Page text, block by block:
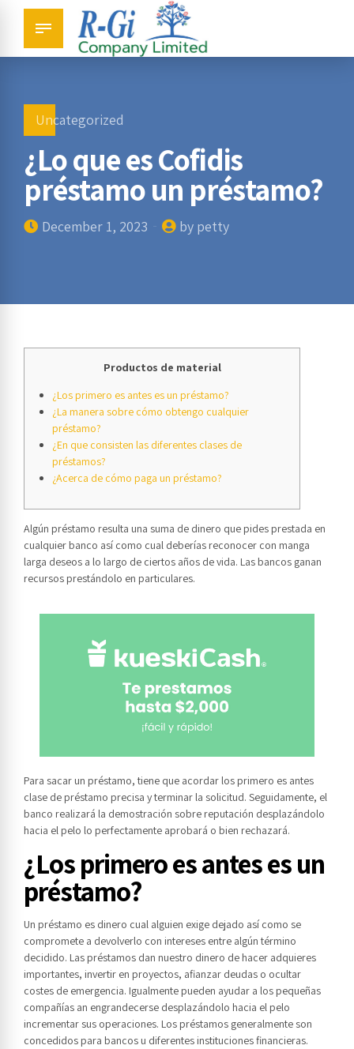
Uncategorized
¿Lo que es Cofidis
préstamo un préstamo?
December 1, 2023 by petty
Productos de material
¿Los primero es antes es un préstamo?
¿La manera sobre cómo obtengo cualquier
préstamo?
¿En que consisten las diferentes clases de
préstamos?
¿Acerca de cómo paga un préstamo?
Algún préstamo resulta una suma de dinero que pides prestada en
cualquier banco así­ como cual deberías reconocer con manga
larga deseos a lo largo de ciertos años de vida. Las bancos ganan
recursos prestándolo en particulares.
Para sacar un préstamo, tiene que acordar los primero es antes
clase de préstamo precisa y terminar la solicitud. Seguidamente, el
banco realizará la demostración sobre reputación desplazándolo
hacia el pelo lo perfectamente aprobará o bien rechazará.
¿Los primero es antes es un
préstamo?
Un préstamo es dinero cual alguien exige dejado así­ como se
compromete a devolverlo con intereses entre algún término
decidido. Las préstamos dan nuestro dinero de hacer adquieres
importantes, invertir en proyectos, afianzar deudas o ocultar
costes de emergencia. Igualmente pueden ayudar a los pequeñas
compañías an engrandecerse desplazándolo hacia el pelo
incrementar sus operaciones. Los préstamos generalmente son
concedidos para bancos u diferentes instituciones financieras.